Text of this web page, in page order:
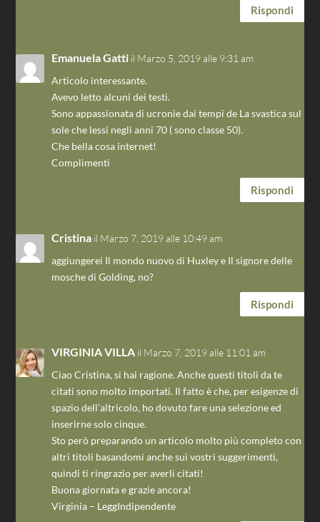
Rispondi
Emanuela Gatti il Marzo 5, 2019 alle 9:31 am
Articolo interessante.
Avevo letto alcuni dei testi.
Sono appassionata di ucronie dai tempi de La svastica sul
sole che lessi negli anni 70 ( sono classe 50).
Che bella cosa internet!
Complimenti
Rispondi
Cristina il Marzo 7, 2019 alle 10:49 am
aggiungerei Il mondo nuovo di Huxley e Il signore delle
mosche di Golding, no?
Rispondi
VIRGINIA VILLA il Marzo 7, 2019 alle 11:01 am
Ciao Cristina, si hai ragione. Anche questi titoli da te
citati sono molto importati. Il fatto è che, per esigenze di
spazio dell’altricolo, ho dovuto fare una selezione ed
inserirne solo cinque.
Sto però preparando un articolo molto più completo con
altri titoli basandomi anche sui vostri suggerimenti,
quindi ti ringrazio per averli citati!
Buona giornata e grazie ancora!
Virginia – LeggIndipendente